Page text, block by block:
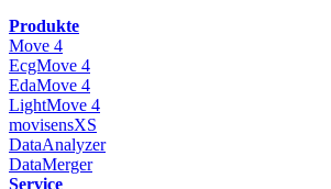
Produkte
Move 4
EcgMove 4
EdaMove 4
LightMove 4
movisensXS
DataAnalyzer
DataMerger
Service